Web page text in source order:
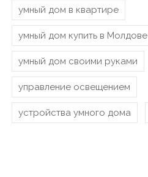
умный дом в квартире
умный дом купить в Молдове
умный дом своими руками
управление освещением
устройства умного дома